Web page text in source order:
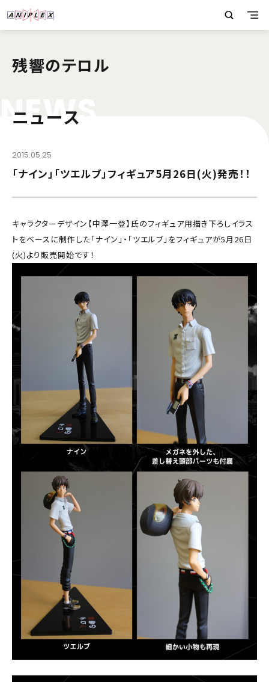
残響のテロル
NEWS
ニュース
2015.05.25
「ナイン」「ツエルブ」フィギュア5月26日(火)発売！！
キャラクターデザイン【中澤一登】氏のフィギュア用描き下ろしイラス
トをベースに制作した「ナイン」・「ツエルブ」をフィギュアが5月26日
(火)より販売開始です！